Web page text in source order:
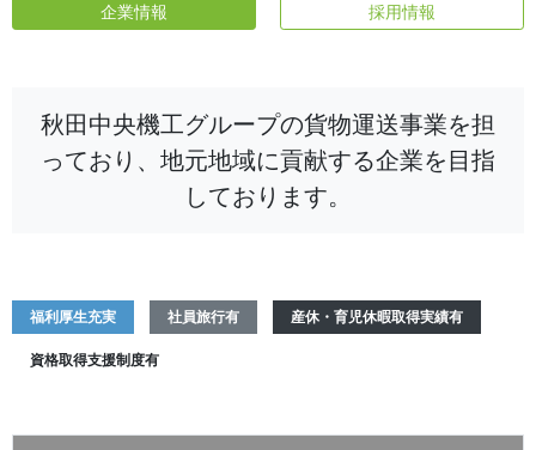
企業情報 採用情報
秋田中央機工グループの貨物運送事業を担
っており、地元地域に貢献する企業を目指
しております。
福利厚生充実 社員旅行有 産休・育児休暇取得実績有
資格取得支援制度有